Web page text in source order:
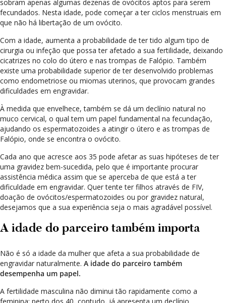
sobram apenas algumas dezenas de ovócitos aptos para serem
fecundados. Nesta idade, pode começar a ter ciclos menstruais em
que não há libertação de um ovócito.
Com a idade, aumenta a probabilidade de ter tido algum tipo de
cirurgia ou infeção que possa ter afetado a sua fertilidade, deixando
cicatrizes no colo do útero e nas trompas de Falópio. Também
existe uma probabilidade superior de ter desenvolvido problemas
como endometriose ou miomas uterinos, que provocam grandes
dificuldades em engravidar.
À medida que envelhece, também se dá um declínio natural no
muco cervical, o qual tem um papel fundamental na fecundação,
ajudando os espermatozoides a atingir o útero e as trompas de
Falópio, onde se encontra o ovócito.
Cada ano que acresce aos 35 pode afetar as suas hipóteses de ter
uma gravidez bem-sucedida, pelo que é importante procurar
assistência médica assim que se aperceba de que está a ter
dificuldade em engravidar. Quer tente ter filhos através de FIV,
doação de ovócitos/espermatozoides ou por gravidez natural,
desejamos que a sua experiência seja o mais agradável possível.
A idade do parceiro também importa
Não é só a idade da mulher que afeta a sua probabilidade de
engravidar naturalmente. A idade do parceiro também
desempenha um papel.
A fertilidade masculina não diminui tão rapidamente como a